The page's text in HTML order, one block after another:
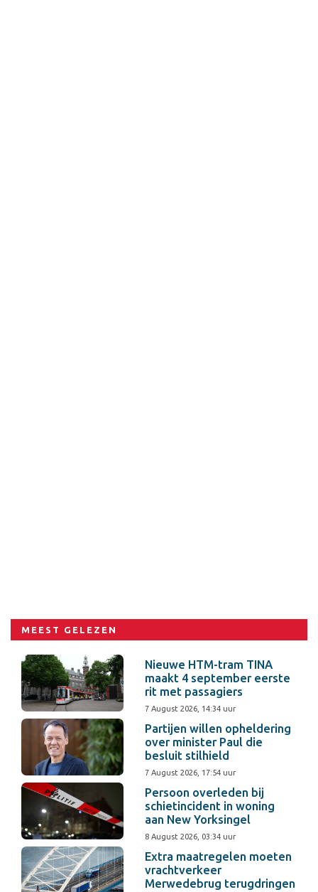
MEEST GELEZEN
Nieuwe HTM-tram TINA
maakt 4 september eerste
rit met passagiers
7 August 2026, 14:34 uur
Partijen willen opheldering
over minister Paul die
besluit stilhield
7 August 2026, 17:54 uur
Persoon overleden bij
schietincident in woning
aan New Yorksingel
8 August 2026, 03:34 uur
Extra maatregelen moeten
vrachtverkeer
Merwedebrug terugdringen